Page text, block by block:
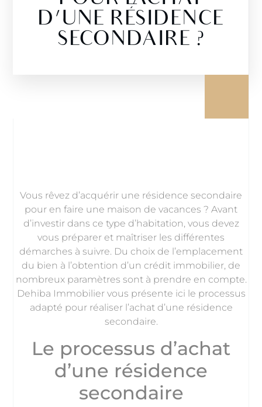
D’UNE RÉSIDENCE
SECONDAIRE ?
Vous rêvez d’acquérir une résidence secondaire
pour en faire une maison de vacances ? Avant
d’investir dans ce type d’habitation, vous devez
vous préparer et maîtriser les différentes
démarches à suivre. Du choix de l’emplacement
du bien à l’obtention d’un crédit immobilier, de
nombreux paramètres sont à prendre en compte.
Dehiba Immobilier vous présente ici le processus
adapté pour réaliser l’achat d’une résidence
secondaire.
Le processus d’achat
d’une résidence
secondaire